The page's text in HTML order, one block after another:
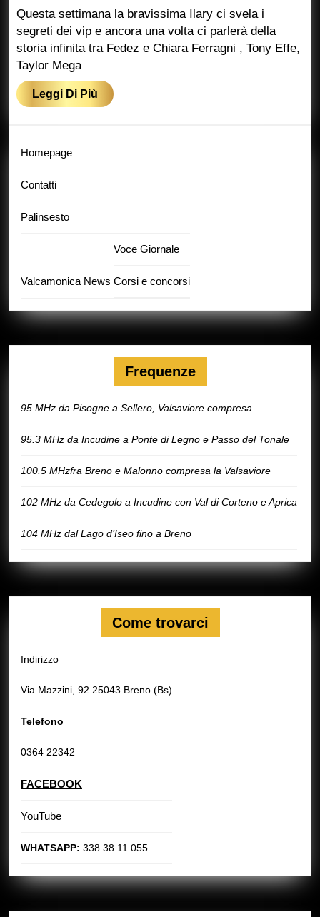
Questa settimana la bravissima Ilary ci svela i
segreti dei vip e ancora una volta ci parlerà della
storia infinita tra Fedez e Chiara Ferragni , Tony Effe,
Taylor Mega
Leggi Di Più Leggi
Di
Homepage
Contatti
Palinsesto
Valcamonica News
Voce Giornale
Corsi e concorsi
Frequenze
95 MHz da Pisogne a Sellero, Valsaviore compresa
95.3 MHz da Incudine a Ponte di Legno e Passo del Tonale
100.5 MHzfra Breno e Malonno compresa la Valsaviore
102 MHz da Cedegolo a Incudine con Val di Corteno e Aprica
104 MHz dal Lago d’Iseo fino a Breno
Come trovarci
Indirizzo
Via Mazzini, 92 25043 Breno (Bs)
Telefono
0364 22342
FACEBOOK
YouTube
WHATSAPP: 338 38 11 055